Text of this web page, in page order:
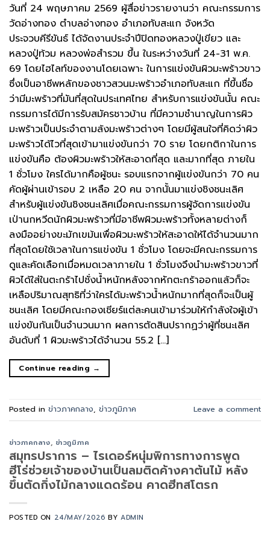
วันที่ 24 พฤษภาคม 2569 ผู้สื่อข่าวรายงานว่า คณะกรรมการ
วัดอ่างทอง ตำบลอ่างทอง อำเภอทับสะแก จังหวัด
ประจวบคีรีขันธ์ ได้จัดงานประจำปีปิดทองหลวงปู่เขียว และ
หลวงปู่ท้วม หลวงพ่อสำรวม ขึ้น ในระหว่างวันที่ 24-31 พ.ค.
69 โดยไฮไลท์ของงานโดยเฉพาะ ในการแข่งขันผิวมะพร้าวขาว
ซึ่งเป็นอาชีพหลักของชาวสวนมะพร้าวอำเภอทับสะแก ที่ขึ้นชื่อ
ว่ามีมะพร้าวที่มันที่สุดในประเทศไทย สำหรับการแข่งขันนั้น คณะ
กรรมการได้มีการรับสมัครชาวบ้าน ที่มีความชำนาญในการผิว
มะพร้าวเป็นประจำตามล้งมะพร้าวต่างๆ โดยมีผู้สนใจที่คิดว่าผิว
มะพร้าวได้ไวที่สุดเข้ามาแข่งขันกว่า 70 ราย โดยกติกาในการ
แข่งขันคือ ต้องผิวมะพร้าวให้สะอาดที่สุด และมากที่สุด ภายใน
1 ชั่วโมง ใครได้มากคือผู้ชนะ รอบแรกจากผู้แข่งขันกว่า 70 คน
คัดผู้ผ่านเข้ารอบ 2 เหลือ 20 คน จากนั้นมาแข่งชิงชนะเลิศ
สำหรับผู้แข่งขันชิงชนะเลิศเมื่อคณะกรรมการผู้จัดการแข่งขัน
เป่านกหวีดนักผิวมะพร้าวที่มีอาชีพผิวมะพร้าวทั้งหลายต่างก็
ลงมืออย่างขะมักเขม้นเพื่อผิวมะพร้าวให้สะอาดให้ได้จำนวนมาก
ที่สุดโดยใช้เวลาในการแข่งขัน 1 ชั่วโมง โดยจะมีคณะกรรมการ
ดูและคัดเลือกเมื่อหมดเวลาภายใน 1 ชั่วโมงจึงนำมะพร้าวขาวที่
ผิวได้ใส่ในตะกร้าไปชั่งน้ำหนักหลังจากหักตะกร้าออกแล้วก็จะ
เหลือปริมาณสุทธิที่ว่าใครได้มะพร้าวน้ำหนักมากที่สุดก็จะเป็นผู้
ชนะเลิศ โดยมีคณะกองเชียร์แต่ละคนเข้ามาร่วมให้กำลังใจผู้เข้า
แข่งขันกันเป็นจำนวนมาก ผลการตัดสินปรากฏว่าผู้ที่ชนะเลิศ
อันดับที่ 1 ผิวมะพร้าวได้จำนวน 55.2 […]
Continue reading →
Posted in ข่าวภาคกลาง, ข่าวภูมิภาค Leave a comment
ข่าวภาคกลาง, ข่าวภูมิภาค
สมุทรปราการ – ไรเดอร์หนุ่มพิการทางการพูด
ฮีโร่ช่วยเจ้าของบ้านเป็นลมติดค้างคาต้นไม้ หลัง
ขึ้นตัดกิ่งไม้กลางแดดร้อน คาดฮีทสโตรก
POSTED ON 24/MAY/2026 BYADMIN